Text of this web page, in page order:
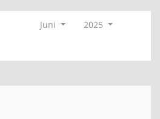
Juni
2025